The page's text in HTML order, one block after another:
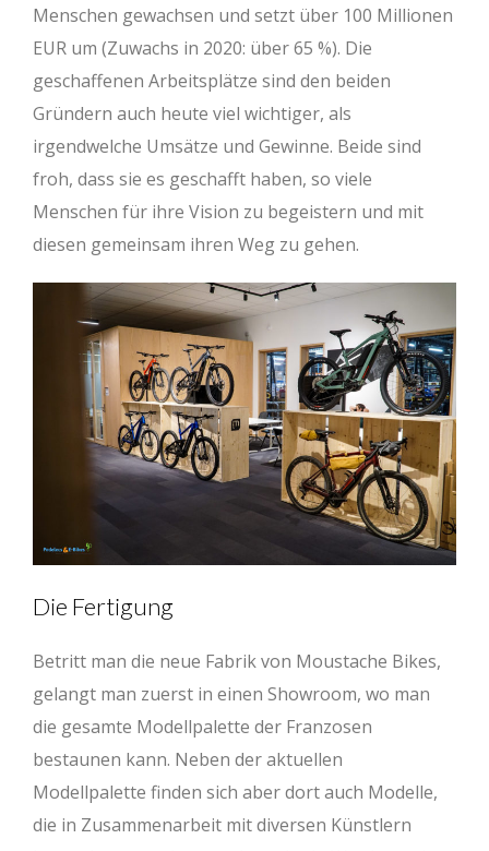
Menschen gewachsen und setzt über 100 Millionen
EUR um (Zuwachs in 2020: über 65 %). Die
geschaffenen Arbeitsplätze sind den beiden
Gründern auch heute viel wichtiger, als
irgendwelche Umsätze und Gewinne. Beide sind
froh, dass sie es geschafft haben, so viele
Menschen für ihre Vision zu begeistern und mit
diesen gemeinsam ihren Weg zu gehen.
Die Fertigung
Betritt man die neue Fabrik von Moustache Bikes,
gelangt man zuerst in einen Showroom, wo man
die gesamte Modellpalette der Franzosen
bestaunen kann. Neben der aktuellen
Modellpalette finden sich aber dort auch Modelle,
die in Zusammenarbeit mit diversen Künstlern